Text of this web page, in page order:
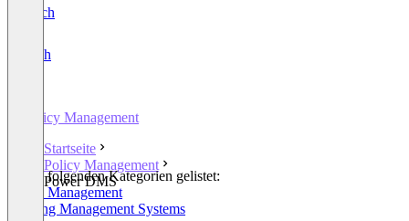
Deutsch
English
Policy Management
Startseite
Policy Management
Power DMS
In den folgenden Kategorien gelistet:
Policy Management
Training Management Systems